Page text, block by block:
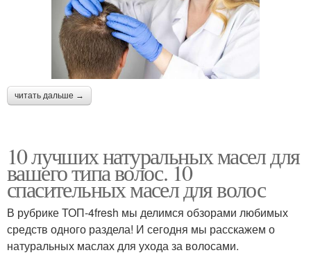
читать дальше →
10 лучших натуральных масел для
вашего типа волос. 10
спасительных масел для волос
В рубрике ТОП-4fresh мы делимся обзорами любимых
средств одного раздела! И сегодня мы расскажем о
натуральных маслах для ухода за волосами.